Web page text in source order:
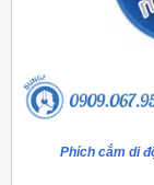
Phích cắm di